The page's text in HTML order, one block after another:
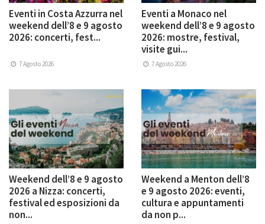
Eventi in Costa Azzurra nel
weekend dell’8 e 9 agosto
2026: concerti, fest...
7 Agosto 2026
Eventi a Monaco nel
weekend dell’8 e 9 agosto
2026: mostre, festival,
visite gui...
7 Agosto 2026
Weekend dell’8 e 9 agosto
2026 a Nizza: concerti,
festival ed esposizioni da
non...
Weekend a Menton dell’8
e 9 agosto 2026: eventi,
cultura e appuntamenti
da non p...